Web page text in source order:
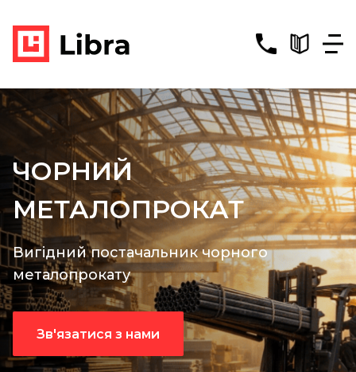
ЧОРНИЙ
МЕТАЛОПРОКАТ
Вигідний постачальник чорного
металопрокату
Зв'язатися з нами